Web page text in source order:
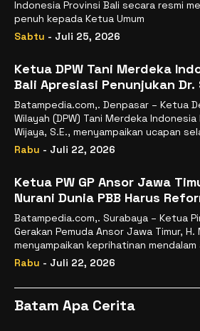
Indonesia Provinsi Bali secara resmi
penuh kepada Ketua Umum
Sabtu - Juli 25, 2026
Ketua DPW Tani Merdeka
Bali Apresiasi Penunjukan
sebagai Kepala Badan Gizi
Batampedia.com,. Denpasar – Ketua
Wilayah (DPW) Tani Merdeka
Wijaya, S.E., menyampaikan ucapan
Rabu - Juli 22, 2026
Ketua PW GP Ansor Jawa
Nurani Dunia PBB Harus
Kehilangan Legitimasi
Batampedia.com,. Surabaya – Ketua
Gerakan Pemuda Ansor Jawa Timur,
menyampaikan keprihatinan
Rabu - Juli 22, 2026
Batam Apa Cerita